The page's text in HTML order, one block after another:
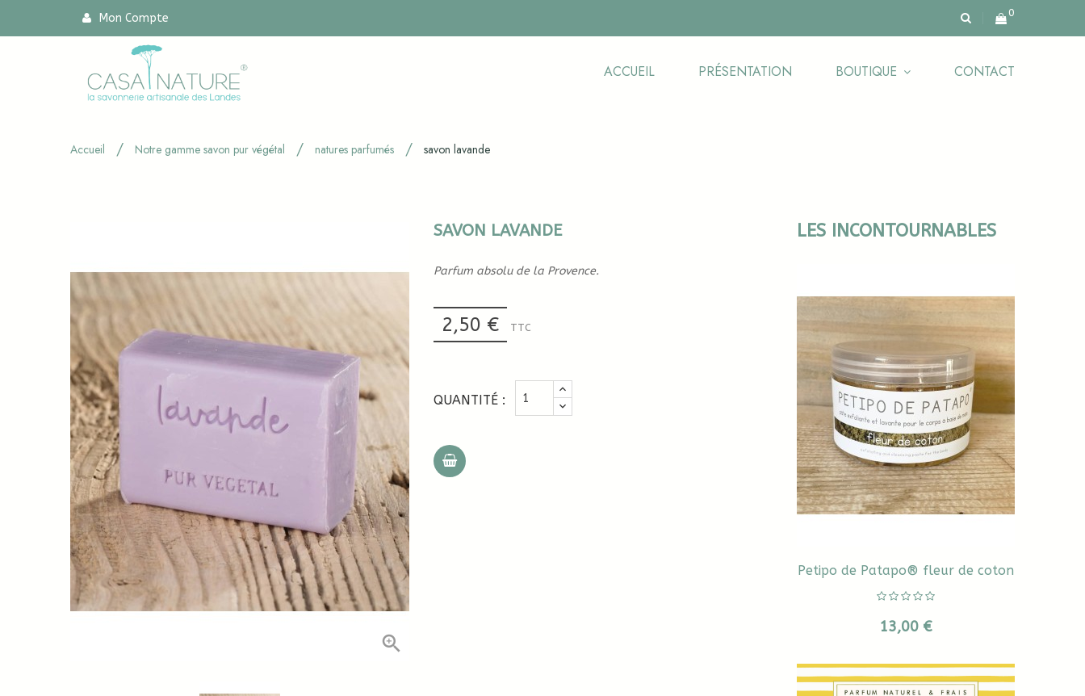
Mon Compte
ACCUEIL PRÉSENTATION BOUTIQUE CONTACT
0
Accueil Notre gamme savon pur végétal natures parfumés savon lavande

SAVON LAVANDE
Parfum absolu de la Provence.
2,50 € TTC
QUANTITÉ :
LES INCONTOURNABLES
Petipo de Patapo® fleur de coton
13,00 €